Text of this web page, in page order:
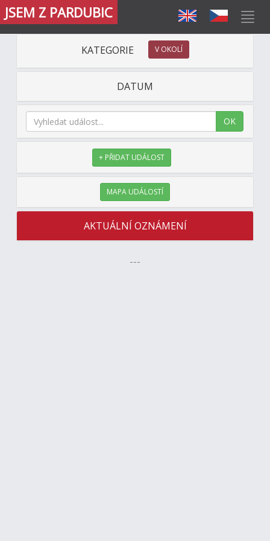
JSEM Z PARDUBIC
KATEGORIE V OKOLÍ
DATUM
OK
+ PŘIDAT UDÁLOST
MAPA UDÁLOSTÍ
AKTUÁLNÍ OZNÁMENÍ
---